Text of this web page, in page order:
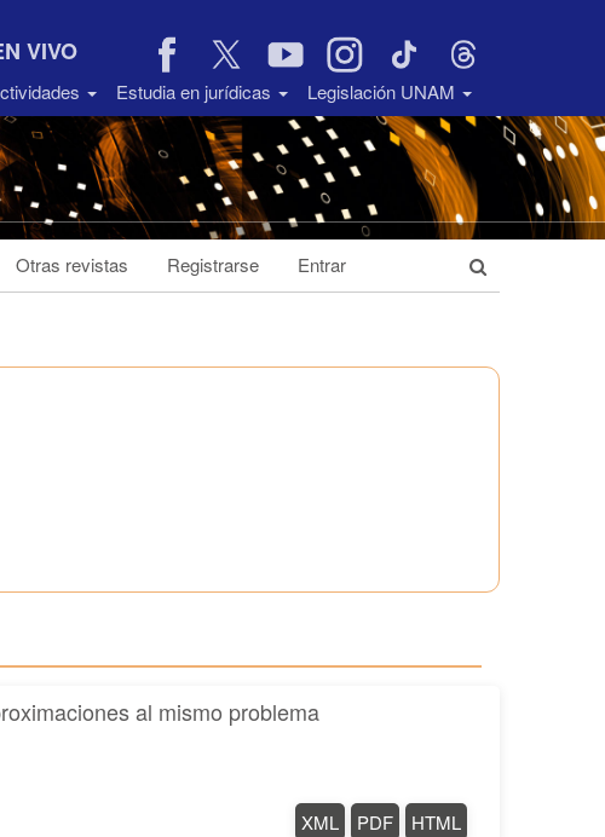
VIVO
Estudia en jurídicas Legislación UNAM
Otras revistas Registrarse Entrar
al mismo problema
HTML
PDF
XML